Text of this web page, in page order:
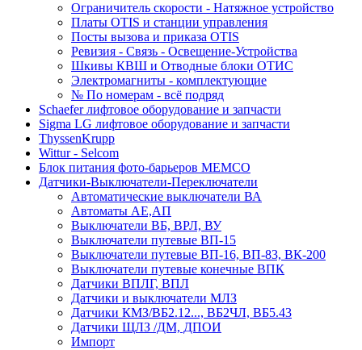
Ограничитель скорости - Натяжное устройство
Платы OTIS и станции управления
Посты вызова и приказа OTIS
Ревизия - Связь - Освещение-Устройства
Шкивы КВШ и Отводные блоки ОТИС
Электромагниты - комплектующие
№ По номерам - всё подряд
Schaefer лифтовое оборудование и запчасти
Sigma LG лифтовое оборудование и запчасти
ThyssenKrupp
Wittur - Selcom
Блок питания фото-барьеров MEMCO
Датчики-Выключатели-Переключатели
Автоматические выключатели ВА
Автоматы АЕ,АП
Выключатели ВБ, ВРЛ, ВУ
Выключатели путевые ВП-15
Выключатели путевые ВП-16, ВП-83, ВК-200
Выключатели путевые конечные ВПК
Датчики ВПЛГ, ВПЛ
Датчики и выключатели МЛЗ
Датчики КМЗ/ВБ2.12..., ВБ2ЧЛ, ВБ5.43
Датчики ЩЛЗ /ДМ, ДПОИ
Импорт